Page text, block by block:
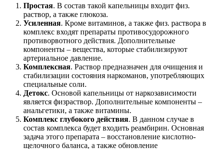
Простая. В состав такой капельницы входит физ.
раствор, а также глюкоза.
Усиленная. Кроме витаминов, а также физ. раствора в
комплекс входят препараты противосудорожного
противорвотного действия. Дополнительные
компоненты – вещества, которые стабилизируют
артериальное давление.
Комплексная. Раствор предназначен для очищения и
стабилизации состояния наркоманов, употребляющих
специальные соли.
Детокс. Основой капельницы от наркозависимости
является физраствор. Дополнительные компоненты –
анальгетики, а также витамины.
Комплекс глубокого действия. В данном случае в
состав комплекса будет входить реамбирин. Основная
задача этого препарата – восстановление кислотно-
щелочного баланса, а также обновление